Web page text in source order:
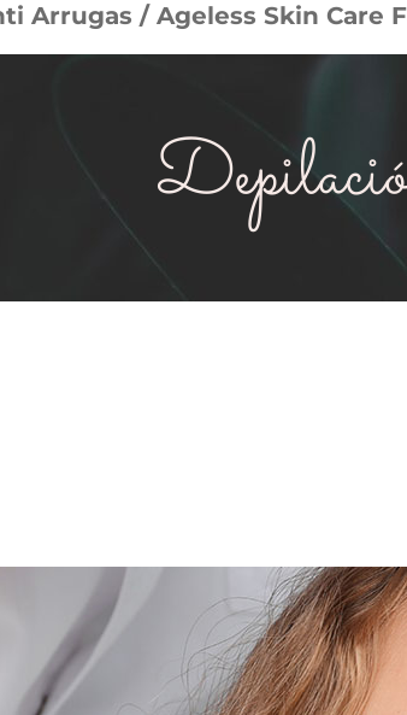
Arrugas / Ageless Skin Care